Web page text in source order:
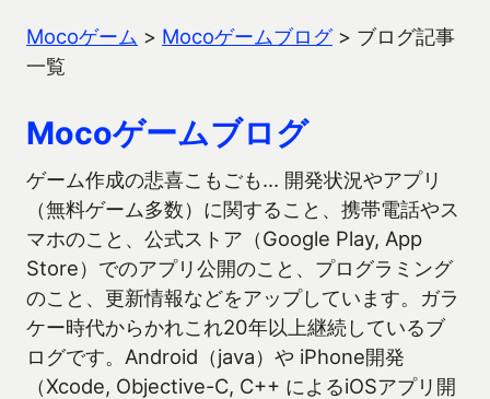
Mocoゲーム > Mocoゲームブログ> ブログ記事
一覧
Mocoゲームブログ
ゲーム作成の悲喜こもごも… 開発状況やアプリ
（無料ゲーム多数）に関すること、携帯電話やス
マホのこと、公式ストア（Google Play, App
Store）でのアプリ公開のこと、プログラミング
のこと、更新情報などをアップしています。ガラ
ケー時代からかれこれ20年以上継続しているブ
ログです。Android（java）や iPhone開発
（Xcode, Objective-C, C++ によるiOSアプリ開